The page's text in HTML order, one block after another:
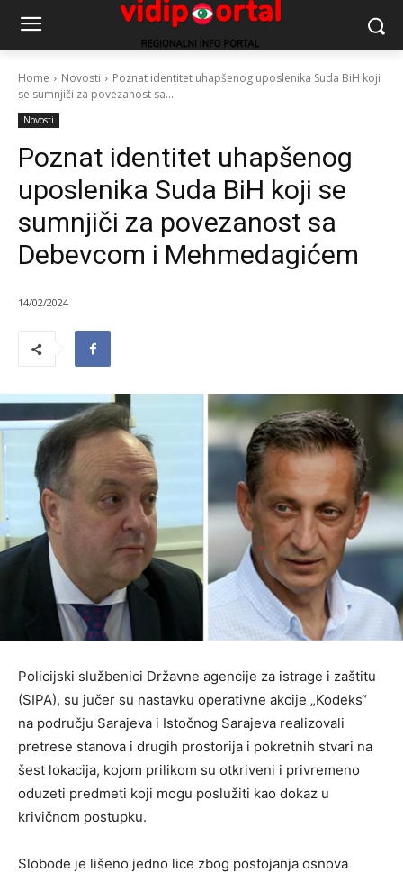
Home Novosti
Poznat identitet uhapšenog uposlenika Suda BiH koji
se sumnjiči za povezanost sa...
Novosti
Poznat identitet uhapšenog
uposlenika Suda BiH koji se
sumnjiči za povezanost sa
Debevcom i Mehmedagićem
14/02/2024
Policijski službenici Državne agencije za istrage i zaštitu
(SIPA), su jučer su nastavku operativne akcije „Kodeks“
na području Sarajeva i Istočnog Sarajeva realizovali
pretrese stanova i drugih prostorija i pokretnih stvari na
šest lokacija, kojom prilikom su otkriveni i privremeno
oduzeti predmeti koji mogu poslužiti kao dokaz u
krivičnom postupku.
Slobode je lišeno jedno lice zbog postojanja osnova